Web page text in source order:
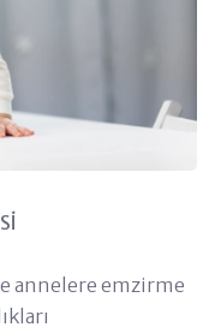
annelere emzirme